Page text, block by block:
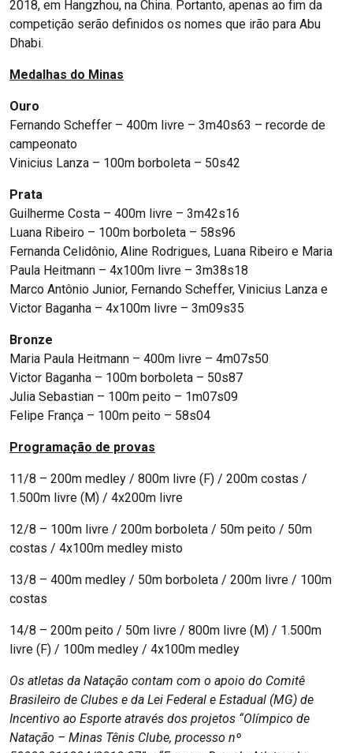
2018, em Hangzhou, na China. Portanto, apenas ao fim da
competição serão definidos os nomes que irão para Abu
Dhabi.
Medalhas do Minas
Ouro
Fernando Scheffer – 400m livre – 3m40s63 – recorde de
campeonato
Vinicius Lanza – 100m borboleta – 50s42
Prata
Guilherme Costa – 400m livre – 3m42s16
Luana Ribeiro – 100m borboleta – 58s96
Fernanda Celidônio, Aline Rodrigues, Luana Ribeiro e Maria
Paula Heitmann – 4x100m livre – 3m38s18
Marco Antônio Junior, Fernando Scheffer, Vinicius Lanza e
Victor Baganha – 4x100m livre – 3m09s35
Bronze
Maria Paula Heitmann – 400m livre – 4m07s50
Victor Baganha – 100m borboleta – 50s87
Julia Sebastian – 100m peito – 1m07s09
Felipe França – 100m peito – 58s04
Programação de provas
11/8 – 200m medley / 800m livre (F) / 200m costas /
1.500m livre (M) / 4x200m livre
12/8 – 100m livre / 200m borboleta / 50m peito / 50m
costas / 4x100m medley misto
13/8 – 400m medley / 50m borboleta / 200m livre / 100m
costas
14/8 – 200m peito / 50m livre / 800m livre (M) / 1.500m
livre (F) / 100m medley / 4x100m medley
Os atletas da Natação contam com o apoio do Comitê
Brasileiro de Clubes e da Lei Federal e Estadual (MG) de
Incentivo ao Esporte através dos projetos “Olímpico de
Natação – Minas Tênis Clube, processo nº